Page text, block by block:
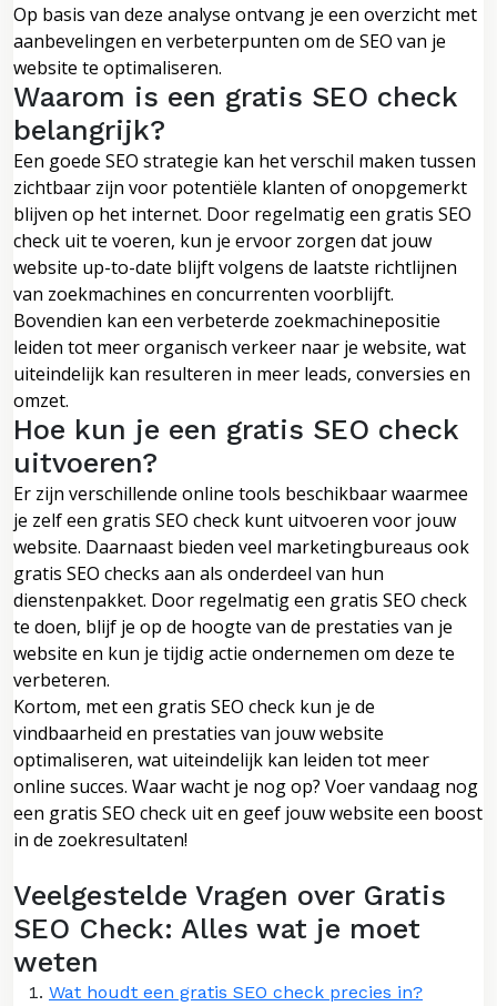
Op basis van deze analyse ontvang je een overzicht met
aanbevelingen en verbeterpunten om de SEO van je
website te optimaliseren.
Waarom is een gratis SEO check
belangrijk?
Een goede SEO strategie kan het verschil maken tussen
zichtbaar zijn voor potentiële klanten of onopgemerkt
blijven op het internet. Door regelmatig een gratis SEO
check uit te voeren, kun je ervoor zorgen dat jouw
website up-to-date blijft volgens de laatste richtlijnen
van zoekmachines en concurrenten voorblijft.
Bovendien kan een verbeterde zoekmachinepositie
leiden tot meer organisch verkeer naar je website, wat
uiteindelijk kan resulteren in meer leads, conversies en
omzet.
Hoe kun je een gratis SEO check
uitvoeren?
Er zijn verschillende online tools beschikbaar waarmee
je zelf een gratis SEO check kunt uitvoeren voor jouw
website. Daarnaast bieden veel marketingbureaus ook
gratis SEO checks aan als onderdeel van hun
dienstenpakket. Door regelmatig een gratis SEO check
te doen, blijf je op de hoogte van de prestaties van je
website en kun je tijdig actie ondernemen om deze te
verbeteren.
Kortom, met een gratis SEO check kun je de
vindbaarheid en prestaties van jouw website
optimaliseren, wat uiteindelijk kan leiden tot meer
online succes. Waar wacht je nog op? Voer vandaag nog
een gratis SEO check uit en geef jouw website een boost
in de zoekresultaten!
Veelgestelde Vragen over Gratis
SEO Check: Alles wat je moet
weten
Wat houdt een gratis SEO check precies in?